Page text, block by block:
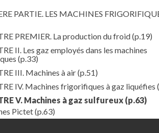
PARTIE. LES MACHINES
PREMIER. La production du froid(p.19)
II. Les gaz employés dans les machines
(p.33)
III. Machines à air(p.51)
IV. Machines frigorifiques à gaz liquéfies
V. Machines à gaz sulfureux (p.63)
Pictet(p.63)